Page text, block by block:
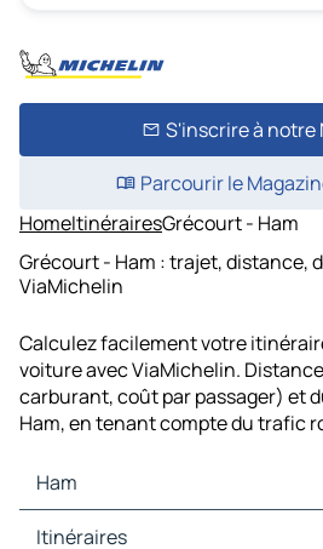
S'inscrire à notre
Parcourir le
HomeItinérairesGrécourt - Ham
Grécourt - Ham : trajet, distance,
ViaMichelin
Calculez facilement votre
voiture avec ViaMichelin.
carburant, coût par passager) et
Ham, en tenant compte du trafic
Ham
Ham Cartes et plans
Itinéraires